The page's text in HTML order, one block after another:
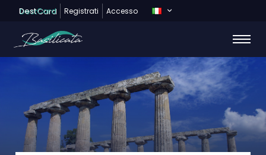
DestCard Registrati Accesso